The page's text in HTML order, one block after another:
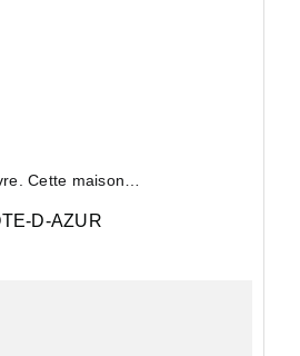
Cette maison
D-AZUR